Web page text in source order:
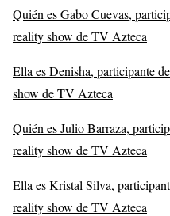
Quién es Gabo Cuevas,
reality show de TV Azteca
Ella es Denisha, participante
show de TV Azteca
Quién es Julio Barraza,
reality show de TV Azteca
Ella es Kristal Silva,
reality show de TV Azteca